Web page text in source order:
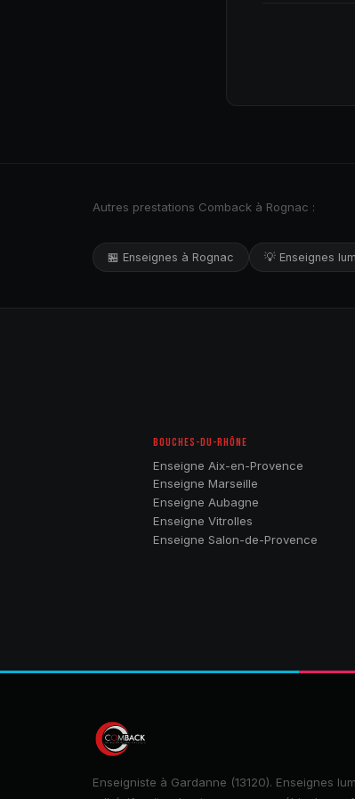
Autres prestations Comback à Rognac :
🏪 Enseignes à Rognac 💡 Enseignes
BOUCHES-DU-RHÔNE
Enseigne Aix-en-Provence
Enseigne Marseille
Enseigne Aubagne
Enseigne Vitrolles
Enseigne Salon-de-Provence
Enseigniste à Gardanne (13120). Enseignes